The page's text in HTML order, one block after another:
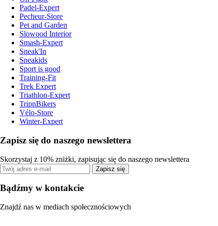
Padel-Expert
Pecheur-Store
Pet and Garden
Slowood Interior
Smash-Expert
Sneak'In
Sneakids
Sport is good
Training-Fit
Trek Expert
Triathlon-Expert
TripnBikers
Vélo-Store
Winter-Expert
Zapisz się do naszego newslettera
Skorzystaj z 10% zniżki, zapisując się do naszego newslettera
Zapisz się
Bądźmy w kontakcie
Znajdź nas w mediach społecznościowych